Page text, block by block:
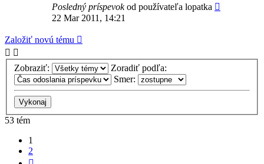
Posledný príspevokod používateľa lopatka
22 Mar 2011, 14:21
Založiť novú tému
Zobraziť:
Zoradiť podľa:
Smer:
53 tém
1
2